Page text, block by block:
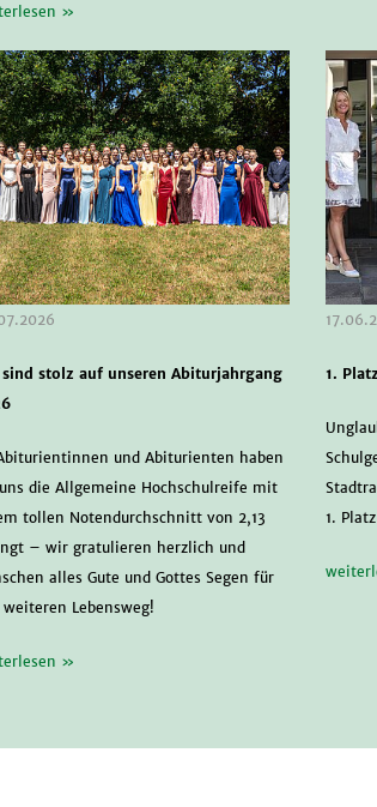
»
stolz auf unseren Abiturjahrgang
und Abiturienten haben
die Allgemeine Hochschulreife mit
tollen Notendurchschnitt von 2,13
– wir gratulieren herzlich und
alles Gute und Gottes Segen für
weiteren Lebensweg!
»
1.
1.